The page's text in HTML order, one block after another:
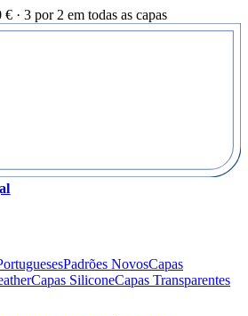
· 3 por 2 em todas as capas
Padrões NovosCapas
Capas SiliconeCapas Transparentes